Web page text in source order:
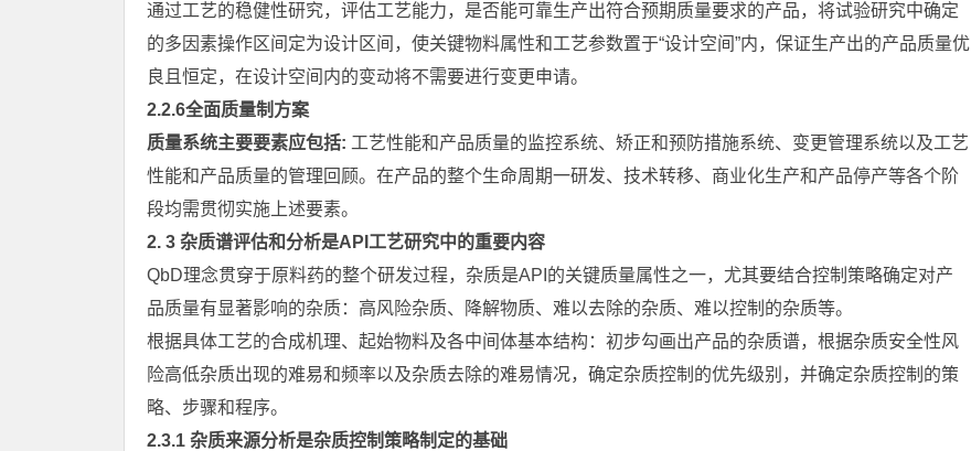
通过工艺的稳健性研究，评估工艺能力，是否能可靠生产出符合预期质量要求的产品，将试验研究中确定
的多因素操作区间定为设计区间，使关键物料属性和工艺参数置于“设计空间”内，保证生产出的产品质量优
良且恒定，在设计空间内的变动将不需要进行变更申请。
2.2.6全面质量制方案
质量系统主要要素应包括: 工艺性能和产品质量的监控系统、矫正和预防措施系统、变更管理系统以及工艺
性能和产品质量的管理回顾。在产品的整个生命周期一研发、技术转移、商业化生产和产品停产等各个阶
段均需贯彻实施上述要素。
2. 3 杂质谱评估和分析是API工艺研究中的重要内容
QbD理念贯穿于原料药的整个研发过程，杂质是API的关键质量属性之一，尤其要结合控制策略确定对产
品质量有显著影响的杂质：高风险杂质、降解物质、难以去除的杂质、难以控制的杂质等。
根据具体工艺的合成机理、起始物料及各中间体基本结构：初步勾画出产品的杂质谱，根据杂质安全性风
险高低杂质出现的难易和频率以及杂质去除的难易情况，确定杂质控制的优先级别，并确定杂质控制的策
略、步骤和程序。
2.3.1 杂质来源分析是杂质控制策略制定的基础